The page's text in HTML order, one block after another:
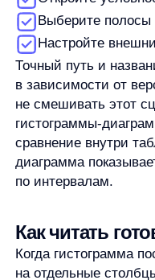
визуализации.
Настройте интервалы,
и подписи.
Если результат
диапазон, тип
интервалов.
Используйте готовую
распределения, а не
выводов без
FAQ
столбчатой
Гистограмма
числовых значений
столбчатая